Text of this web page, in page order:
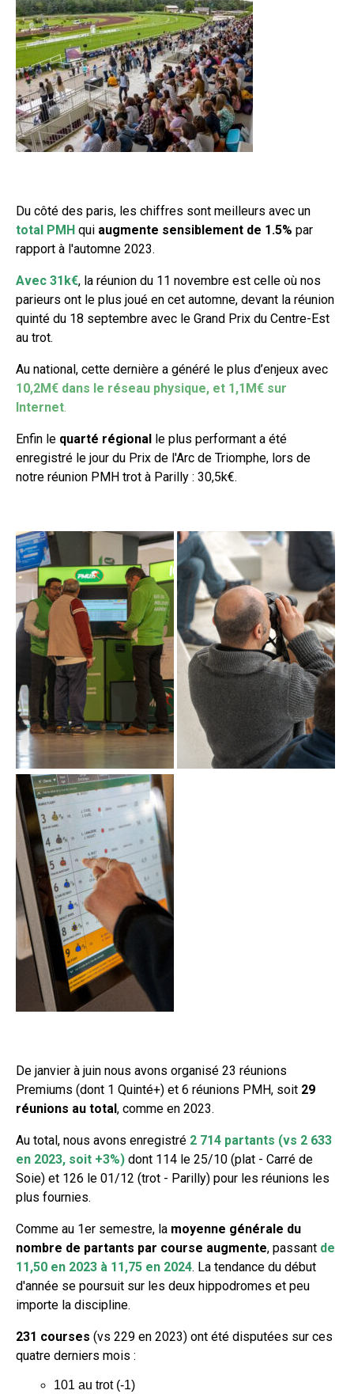
Du côté des paris, les chiffres sont meilleurs avec un
total PMH qui augmente sensiblement de 1.5% par
rapport à l'automne 2023.
Avec 31k€, la réunion du 11 novembre est celle où nos
parieurs ont le plus joué en cet automne, devant la réunion
quinté du 18 septembre avec le Grand Prix du Centre-Est
au trot.
Au national, cette dernière a généré le plus d’enjeux avec
10,2M€ dans le réseau physique, et 1,1M€ sur
Internet.
Enfin le quarté régional le plus performant a été
enregistré le jour du Prix de l'Arc de Triomphe, lors de
notre réunion PMH trot à Parilly : 30,5k€.
De janvier à juin nous avons organisé 23 réunions
Premiums (dont 1 Quinté+) et 6 réunions PMH, soit 29
réunions au total, comme en 2023.
Au total, nous avons enregistré 2 714 partants (vs 2 633
en 2023, soit +3%) dont 114 le 25/10 (plat - Carré de
Soie) et 126 le 01/12 (trot - Parilly) pour les réunions les
plus fournies.
Comme au 1er semestre, la moyenne générale du
nombre de partants par course augmente, passant de
11,50 en 2023 à 11,75 en 2024. La tendance du début
d'année se poursuit sur les deux hippodromes et peu
importe la discipline.
231 courses (vs 229 en 2023) ont été disputées sur ces
quatre derniers mois :
101 au trot (-1)